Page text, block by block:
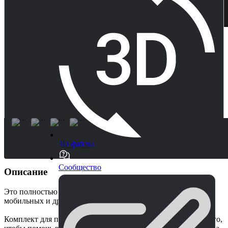
3D файлы
Сообщество
Описание
Это полностью готовый к выпуску шаблон игры для
мобильных и других платформ.
Комплект для парковки автомобилей 2 предназначен для того,